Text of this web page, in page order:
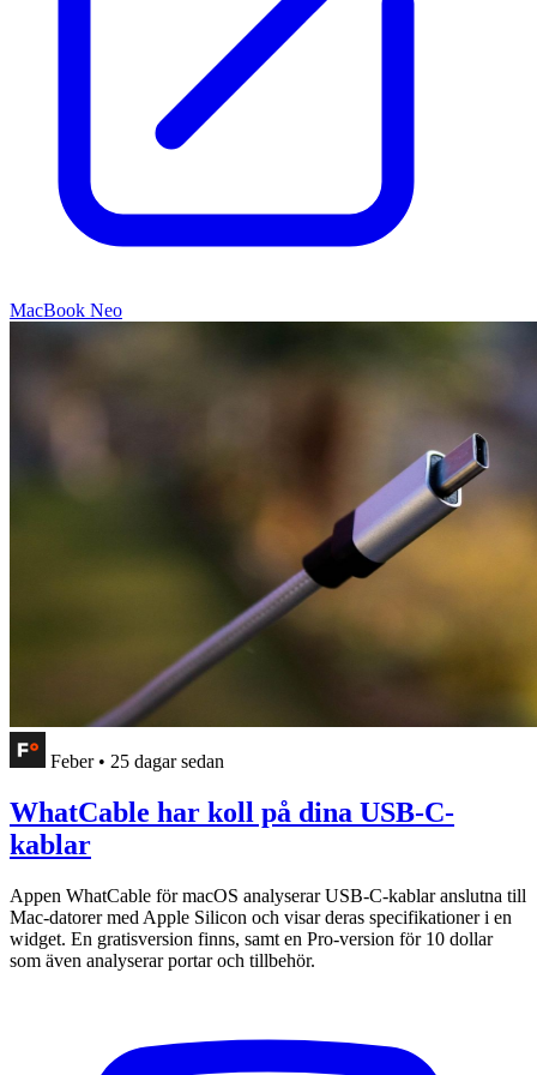
MacBook Neo
Feber • 25 dagar sedan
WhatCable har koll på dina USB-C-
kablar
Appen WhatCable för macOS analyserar USB-C-kablar anslutna till
Mac-datorer med Apple Silicon och visar deras specifikationer i en
widget. En gratisversion finns, samt en Pro-version för 10 dollar
som även analyserar portar och tillbehör.